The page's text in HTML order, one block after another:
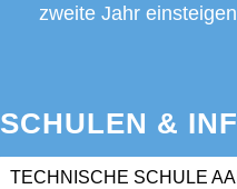
zweite Jahr
SCHULEN &
TECHNISCHE SCHULE